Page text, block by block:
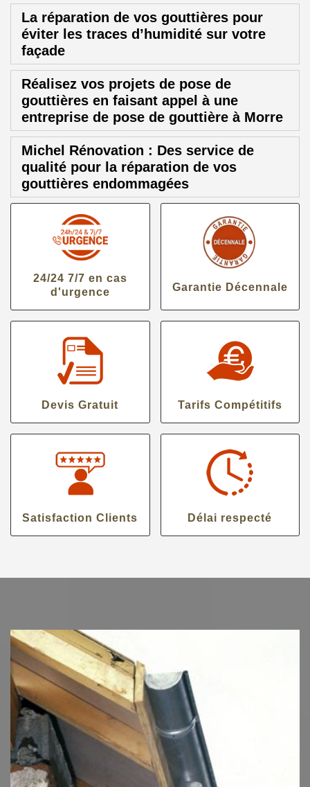
La réparation de vos gouttières pour
éviter les traces d’humidité sur votre
façade
Réalisez vos projets de pose de
gouttières en faisant appel à une
entreprise de pose de gouttière à Morre
Michel Rénovation : Des service de
qualité pour la réparation de vos
gouttières endommagées
24/24 7/7 en cas
d'urgence
Garantie Décennale
Devis Gratuit Tarifs Compétitifs
Satisfaction Clients Délai respecté